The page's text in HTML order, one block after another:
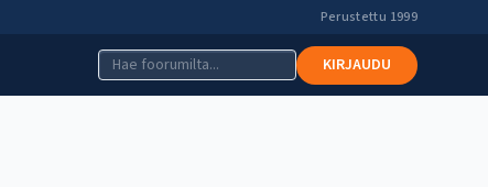
Perustettu 1999
KIRJAUDU